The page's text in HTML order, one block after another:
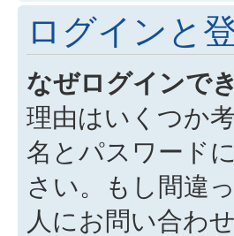
ログインと
なぜログインで
理由はいくつか
名とパスワード
さい。もし間違
人にお問い合わ